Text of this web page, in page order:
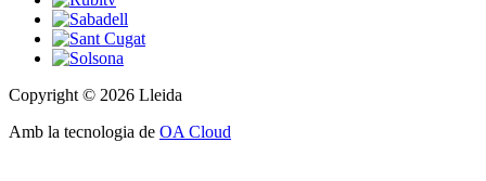
Copyright © 2026 Lleida
Amb la tecnologia de OA Cloud